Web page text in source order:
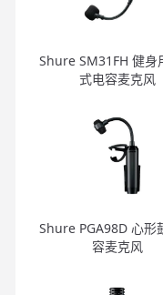
Shure SM31FH 健身
式电容麦克风
Shure PGA98D 心形
容麦克风